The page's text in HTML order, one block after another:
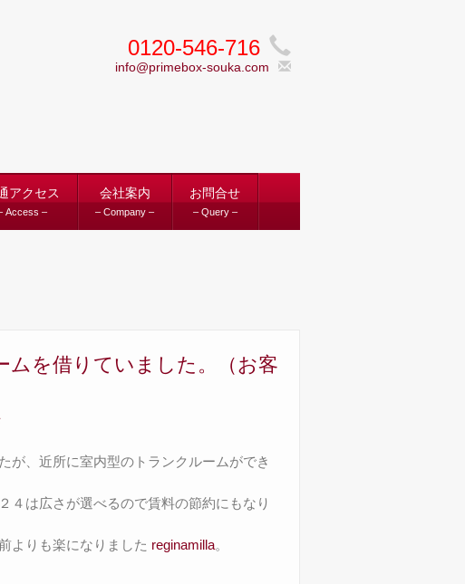
0120-546-716
info@primebox-souka.com
アクセス
Access –
会社案内
– Company –
お問合せ
– Query –
を借りていました。（お客
が、近所に室内型のトランクルームができ
４は広さが選べるので賃料の節約にもなり
よりも楽になりました reginamilla。